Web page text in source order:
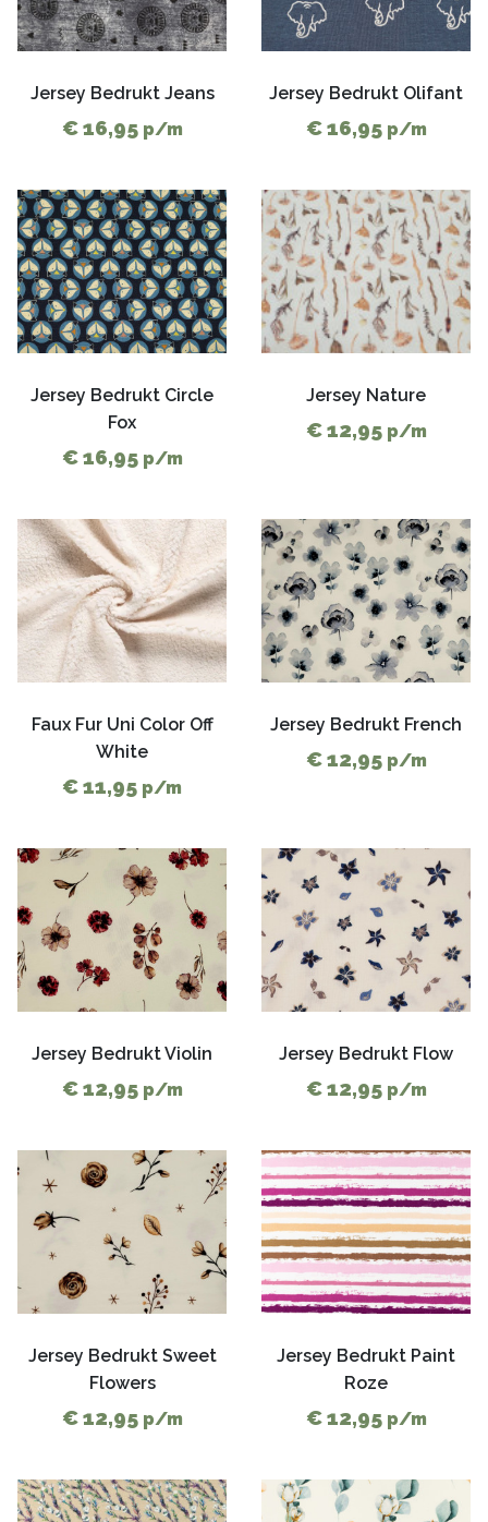
Jersey Bedrukt Jeans
€ 16,95 p/m
Jersey Bedrukt Olifant
€ 16,95 p/m
Jersey Bedrukt Circle
Fox
€ 16,95 p/m
Jersey Nature
€ 12,95 p/m
Faux Fur Uni Color Off
White
€ 11,95 p/m
Jersey Bedrukt French
€ 12,95 p/m
Jersey Bedrukt Violin
€ 12,95 p/m
Jersey Bedrukt Flow
€ 12,95 p/m
Jersey Bedrukt Sweet
Flowers
€ 12,95 p/m
Jersey Bedrukt Paint
Roze
€ 12,95 p/m